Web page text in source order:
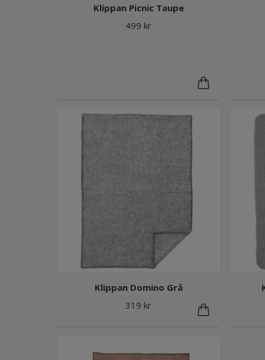
Klippan Picnic Taupe
499 kr
Klippan Domino Grå
319 kr